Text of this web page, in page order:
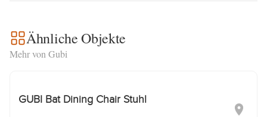
Ähnliche Objekte
Mehr von Gubi
GUBI Bat Dining Chair Stuhl